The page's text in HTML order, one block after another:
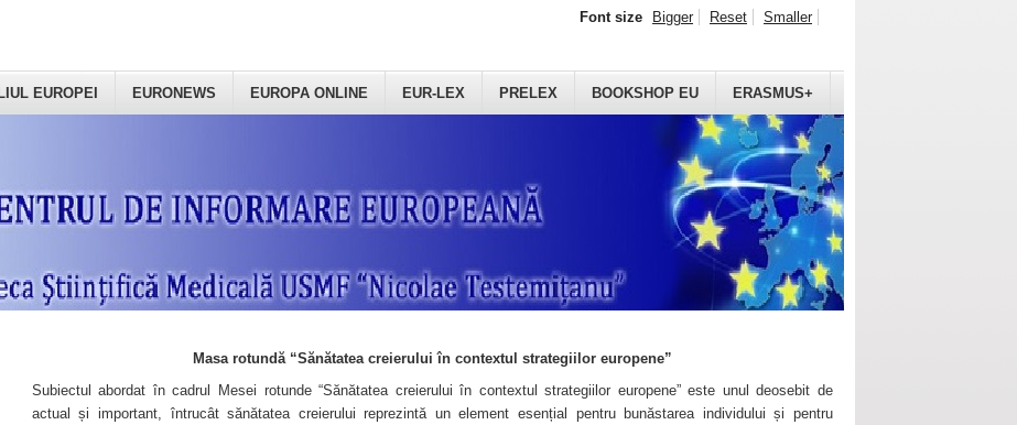
EUROPEI EURONEWS EUROPA ONLINE EUR-LEX PRELEX BOOKSHOP EU ERASMUS+
Font size Bigger Reset Smaller
Masa rotundă “Sănătatea creierului în contextul strategiilor europene”
Subiectul abordat în cadrul Mesei rotunde “Sănătatea creierului în contextul strategiilor europene” este unul deosebit de
actual și important, întrucât sănătatea creierului reprezintă un element esențial pentru bunăstarea individului și pentru